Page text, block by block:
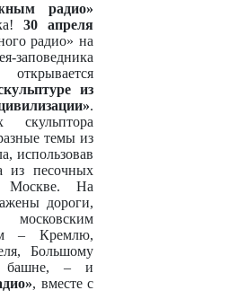
радио»
30 апреля
радио» на
из
.
скульптора
темы из
использовав
из песочных
Москве. На
дороги,
– Кремлю,
Большому
башне, – и
, вместе с